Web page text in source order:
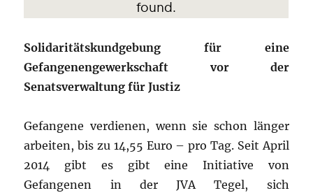
Solidaritätskundgebung für eine
Gefangenengewerkschaft vor der
Senatsverwaltung für Justiz
Gefangene verdienen, wenn sie schon länger
arbeiten, bis zu 14,55 Euro – pro Tag. Seit April
2014 gibt es gibt eine Initiative von
Gefangenen in der JVA Tegel, sich